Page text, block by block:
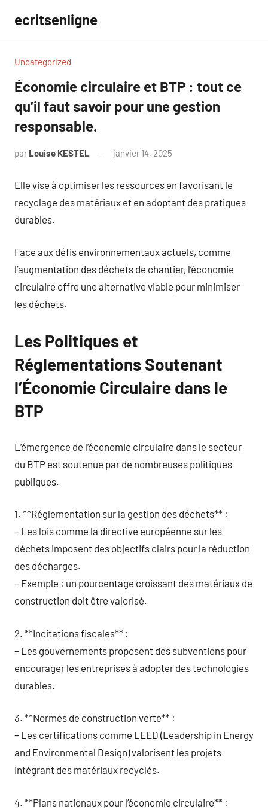
contenu
ecritsenligne
Uncategorized
Économie circulaire et BTP : tout ce
qu’il faut savoir pour une gestion
responsable.
par Louise KESTEL janvier 14, 2025
Elle vise à optimiser les ressources en favorisant le
recyclage des matériaux et en adoptant des pratiques
durables.
Face aux défis environnementaux actuels, comme
l’augmentation des déchets de chantier, l’économie
circulaire offre une alternative viable pour minimiser
les déchets.
Les Politiques et
Réglementations Soutenant
l’Économie Circulaire dans le
BTP
L’émergence de l’économie circulaire dans le secteur
du BTP est soutenue par de nombreuses politiques
publiques.
1. **Réglementation sur la gestion des déchets** :
– Les lois comme la directive européenne sur les
déchets imposent des objectifs clairs pour la réduction
des décharges.
– Exemple : un pourcentage croissant des matériaux de
construction doit être valorisé.
2. **Incitations fiscales** :
– Les gouvernements proposent des subventions pour
encourager les entreprises à adopter des technologies
durables.
3. **Normes de construction verte** :
– Les certifications comme LEED (Leadership in Energy
and Environmental Design) valorisent les projets
intégrant des matériaux recyclés.
4. **Plans nationaux pour l’économie circulaire** :